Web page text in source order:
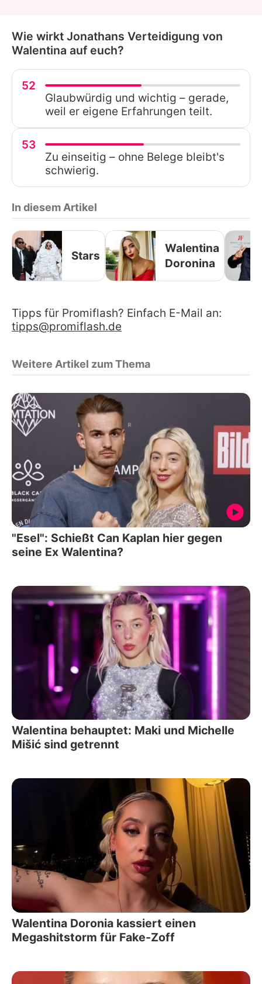
Wie wirkt Jonathans Verteidigung von
Walentina auf euch?
52
Glaubwürdig und wichtig – gerade,
weil er eigene Erfahrungen teilt.
53
Zu einseitig – ohne Belege bleibt's
schwierig.
In diesem Artikel
Stars
Walentina
Doronina
Tipps für Promiflash? Einfach E-Mail an:
tipps@promiflash.de
Weitere Artikel zum Thema
"Esel": Schießt Can Kaplan hier gegen
seine Ex Walentina?
Walentina behauptet: Maki und Michelle
Mišić sind getrennt
Walentina Doronia kassiert einen
Megashitstorm für Fake-Zoff